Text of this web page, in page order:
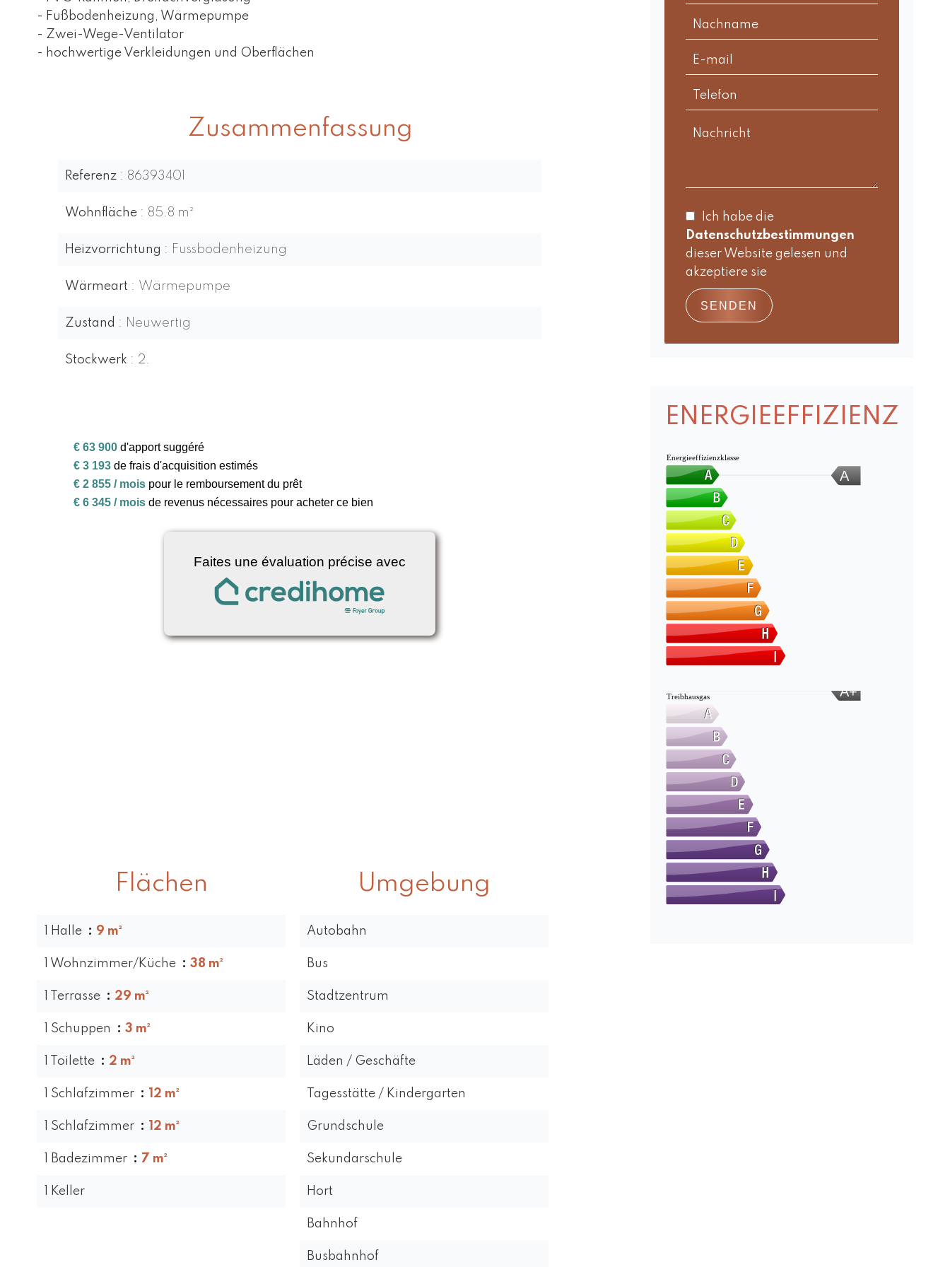
- Fußbodenheizung, Wärmepumpe
- Zwei-Wege-Ventilator
- hochwertige Verkleidungen und Oberflächen
Zusammenfassung
Referenz 86393401
Wohnfläche 85.8 m²
Heizvorrichtung Fussbodenheizung
Wärmeart Wärmepumpe
Zustand Neuwertig
Stockwerk 2.
Flächen
1 Halle 9 m²
1 Wohnzimmer/Küche 38 m²
1 Terrasse 29 m²
1 Schuppen 3 m²
1 Toilette 2 m²
1 Schlafzimmer 12 m²
1 Schlafzimmer 12 m²
1 Badezimmer 7 m²
1 Keller
Umgebung
Autobahn
Bus
Stadtzentrum
Kino
Läden / Geschäfte
Tagesstätte / Kindergarten
Grundschule
Sekundarschule
Hort
Bahnhof
Busbahnhof
Ich habe die
Datenschutzbestimmungen
dieser Website gelesen und
akzeptiere sie
SENDEN
ENERGIEEFFIZIENZ
A
Energieeffizienzklasse
A+
Treibhausgas